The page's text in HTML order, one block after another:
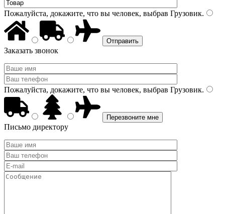
Пожалуйста, докажите, что вы человек, выбрав Грузовик.
Заказать звонок
Пожалуйста, докажите, что вы человек, выбрав Грузовик.
Письмо директору